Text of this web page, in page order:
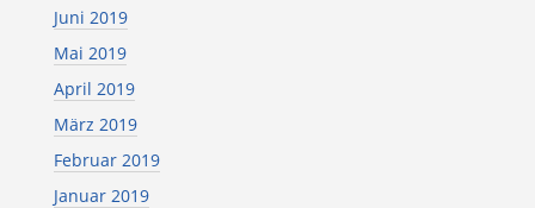
Juni 2019
Mai 2019
April 2019
März 2019
Februar 2019
Januar 2019